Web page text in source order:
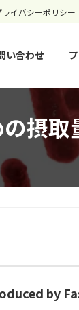
ライバシーポリシー
い合わせ
摂取
by